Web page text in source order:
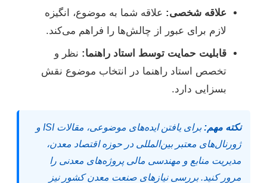
علاقه شخصی: علاقه شما به موضوع، انگیزه
لازم برای عبور از چالش‌ها را فراهم می‌کند.
قابلیت حمایت توسط استاد راهنما: نظر و
تخصص استاد راهنما در انتخاب موضوع نقش
بسزایی دارد.
نکته مهم:
برای یافتن ایده‌های موضوعی، مقالات ISI و
ژورنال‌های معتبر بین‌المللی در حوزه اقتصاد معدن،
مدیریت منابع و مهندسی مالی پروژه‌های معدنی را
مرور کنید. بررسی نیازهای صنعت معدن کشور نیز